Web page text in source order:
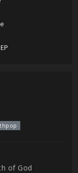
of God